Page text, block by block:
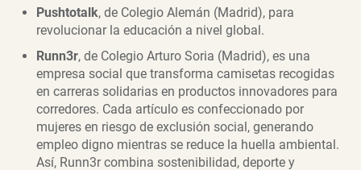
Pushtotalk, de Colegio Alemán (Madrid), para
revolucionar la educación a nivel global.
Runn3r, de Colegio Arturo Soria (Madrid), es una
empresa social que transforma camisetas recogidas
en carreras solidarias en productos innovadores para
corredores. Cada artículo es confeccionado por
mujeres en riesgo de exclusión social, generando
empleo digno mientras se reduce la huella ambiental.
Así, Runn3r combina sostenibilidad, deporte y